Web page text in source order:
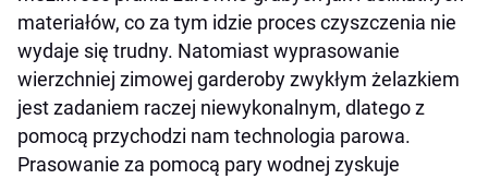
materiałów, co za tym idzie proces czyszczenia nie
wydaje się trudny. Natomiast wyprasowanie
wierzchniej zimowej garderoby zwykłym żelazkiem
jest zadaniem raczej niewykonalnym, dlatego z
pomocą przychodzi nam technologia parowa.
Prasowanie za pomocą pary wodnej zyskuje